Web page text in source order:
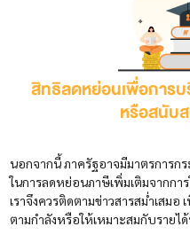
สิทธิลดหย่อนเพื่อการบ
หรือสนับ
นอกจากนี้ ภาครัฐอาจมีมาตรการก
ในการลดหย่อนภาษีเพิ่มเติมจากกา
เราจึงควรติดตามข่าวสารสม่ำเสม
ตามกำลังหรือให้เหมาะสมกับรายไ